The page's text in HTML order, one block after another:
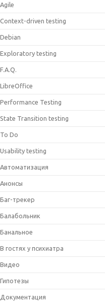
Agile
Context-driven testing
Debian
Exploratory testing
F.A.Q.
LibreOffice
Performance Testing
State Transition testing
To Do
Usability testing
Автоматизация
Анонсы
Баг-трекер
Балабольник
Банальное
В гостях у психиатра
Видео
Гипотезы
Документация